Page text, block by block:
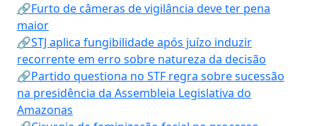
🔗Furto de câmeras de vigilância deve ter pena
maior
🔗STJ aplica fungibilidade após juízo induzir
recorrente em erro sobre natureza da decisão
🔗Partido questiona no STF regra sobre sucessão
na presidência da Assembleia Legislativa do
Amazonas